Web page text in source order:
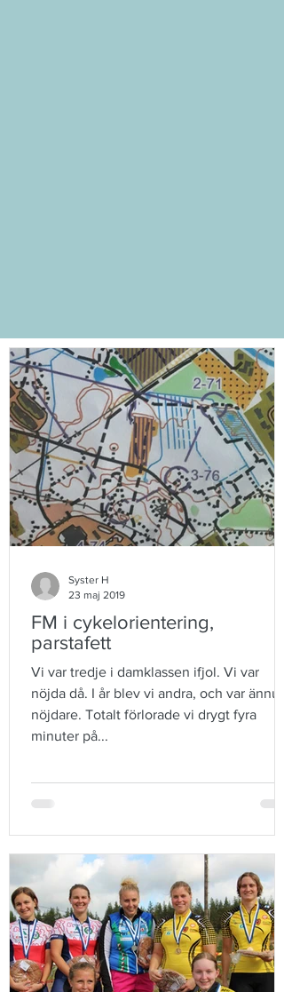
FM i cykelorientering,
parstafett
Vi var tredje i damklassen ifjol. Vi var
nöjda då. I år blev vi andra, och var ännu
nöjdare. Totalt förlorade vi drygt fyra
minuter på...
Syster H
23 maj 2019